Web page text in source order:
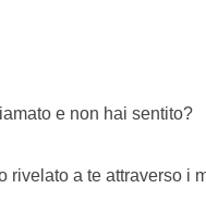
e non hai sentito?
rivelato a te attraverso i